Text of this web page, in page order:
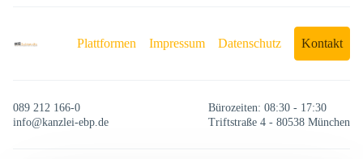
Plattformen Impressum Datenschutz Kontakt
089 212 166-0
info@kanzlei-ebp.de
Bürozeiten: 08:30 - 17:30
Triftstraße 4 - 80538 München